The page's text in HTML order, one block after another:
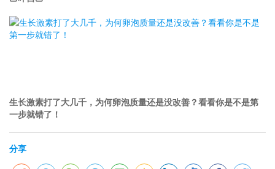
生长激素打了大几千，为何卵泡质量还是没改善？看看你是不是第
一步就错了！
分享